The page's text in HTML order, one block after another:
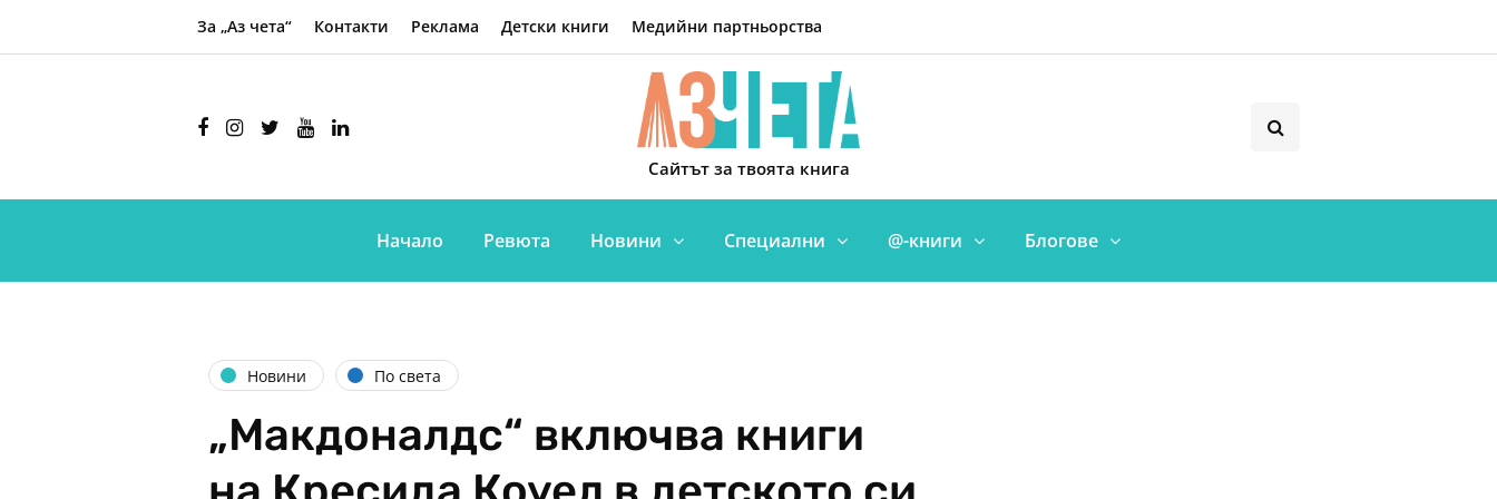
За „Аз чета“ Контакти Реклама Детски книги Медийни партньорства
Сайтът за твоята книга
Начало Ревюта Новини Специални @-книги Блогове
Новини По света
„Макдоналдс“ включва книги